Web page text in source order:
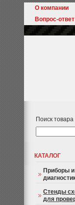
О компании
Вопрос-ответ
Поиск товара
КАТАЛОГ
Приборы
Стенды
для